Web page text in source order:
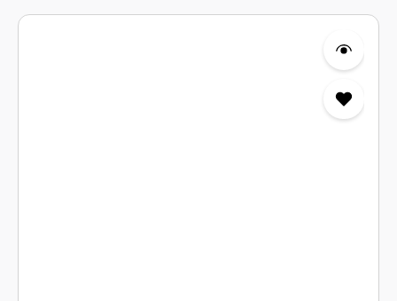
Produktgalerie überspringen